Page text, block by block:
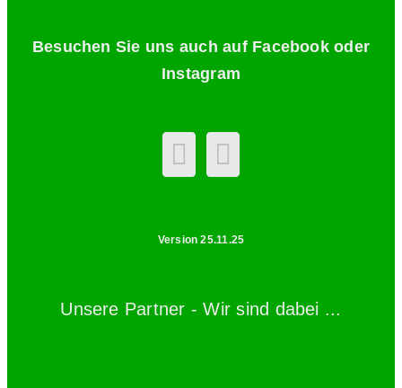
Besuchen Sie uns auch auf Facebook oder
Instagram
Version 25.11.25
Unsere Partner - Wir sind dabei ...